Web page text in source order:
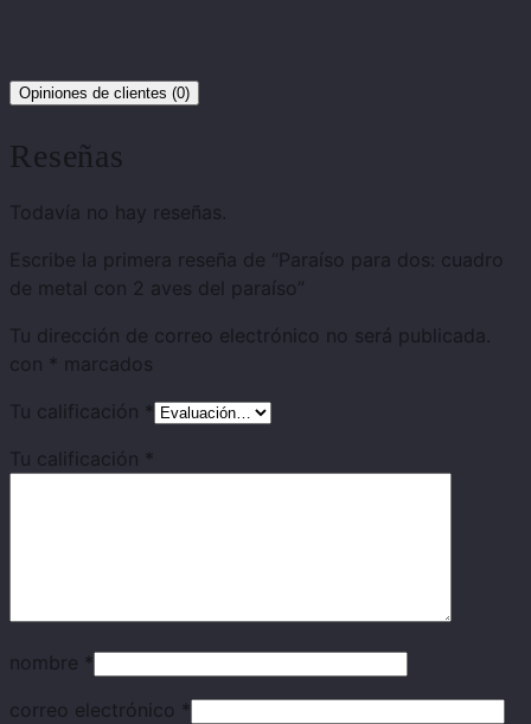
Opiniones de clientes (0)
Reseñas
Todavía no hay reseñas.
Escribe la primera reseña de “Paraíso para dos: cuadro
de metal con 2 aves del paraíso”
Tu dirección de correo electrónico no será publicada.
con * marcados
Tu calificación *
Tu calificación *
nombre *
correo electrónico *